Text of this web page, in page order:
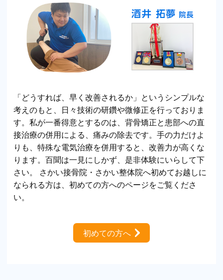
「どうすれば、早く改善されるか」というシンプルな
考えのもと、日々技術の研鑽や微修正を行っておりま
す。私が一番得意とするのは、背骨矯正と患部への直
接治療の併用による、痛みの除去です。手の力だけよ
りも、特殊な電気治療を併用すると、改善力が高くな
ります。百聞は一見にしかず、是非体験にいらして下
さい。 さかい接骨院・さかい整体院へ初めてお越しに
なられる方は、初めての方へのページをご覧くださ
い。
初めての方へ